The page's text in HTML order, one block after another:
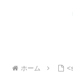
ホーム